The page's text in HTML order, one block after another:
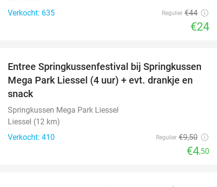
Verkocht: 635
Regulier €44
€24
53%
Entree Springkussenfestival bij Springkussen
Mega Park Liessel (4 uur) + evt. drankje en
snack
Springkussen Mega Park Liessel
Liessel (12 km)
Verkocht: 410
Regulier €9,50
€4,50